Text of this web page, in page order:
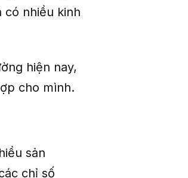
có nhiều kinh
hiện nay,
cho mình.
sản
chỉ số